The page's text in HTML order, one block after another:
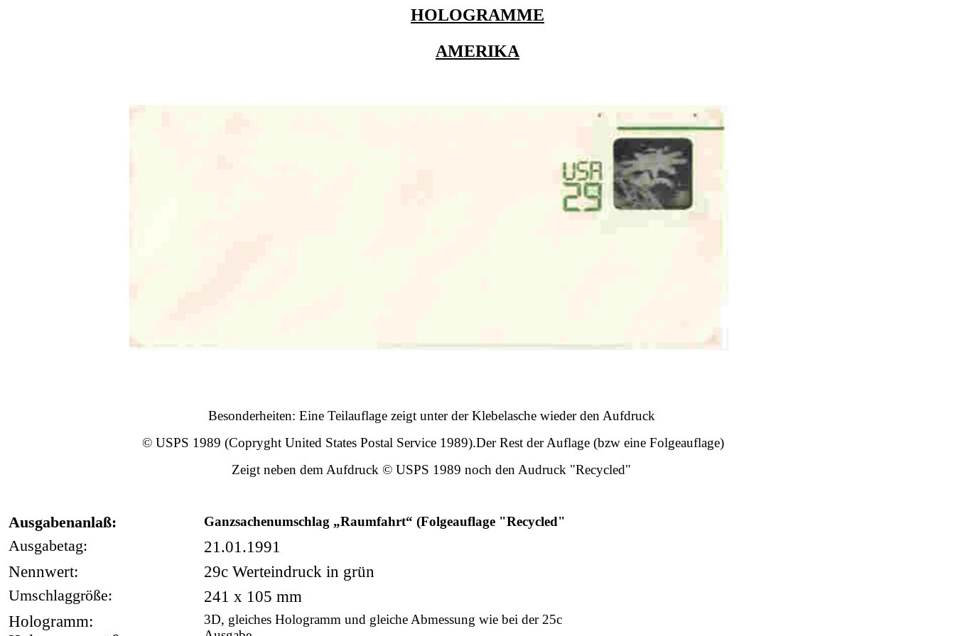
HOLOGRAMME
AMERIKA
Besonderheiten: Eine Teilauflage zeigt unter der Klebelasche wieder den Aufdruck
© USPS 1989 (Copryght United States Postal Service 1989).Der Rest der Auflage (bzw eine Folgeauflage)
Zeigt neben dem Aufdruck © USPS 1989 noch den Audruck "Recycled"
Ausgabenanlaß: Ganzsachenumschlag „Raumfahrt“ (Folgeauflage "Recycled"
Ausgabetag:
21.01.1991
Nennwert:
29c Werteindruck in grün
Umschlaggröße:
241 x 105 mm
Hologramm:
3D, gleiches Hologramm und gleiche Abmessung wie bei der 25c